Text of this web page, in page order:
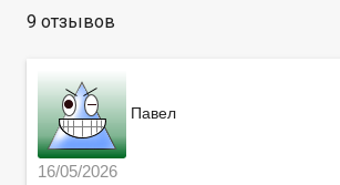
9 отзывов
Павел
16/05/2026